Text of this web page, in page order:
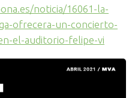
noticia/16061-la-
ofrecera-un-concierto-
el-auditorio-felipe-vi